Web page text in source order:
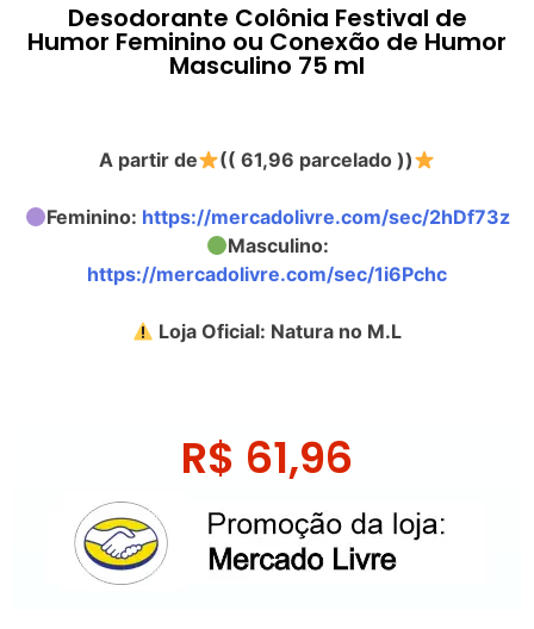
Desodorante Colônia Festival de
Humor Feminino ou Conexão de Humor
Masculino 75 ml
A partir de (( 61,96 parcelado ))
Feminino: https://mercadolivre.com/sec/2hDf73z
Masculino:
https://mercadolivre.com/sec/1i6Pchc
Loja Oficial: Natura no M.L
R$ 61,96